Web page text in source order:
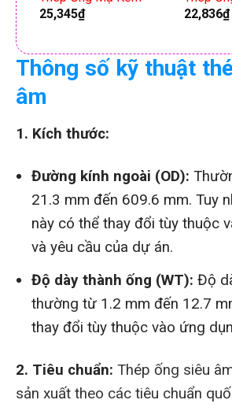
25,345₫
22,836₫
Thông số kỹ thuật
âm
1. Kích thước:
Đường kính ngoài (OD):
21.3 mm đến 609.6 mm. Tuy
này có thể thay đổi tùy thuộc
và yêu cầu của dự án.
Độ dày thành ống (WT): Độ
thường từ 1.2 mm đến 12.7
thay đổi tùy thuộc vào ứng
2. Tiêu chuẩn: Thép ống siêu
sản xuất theo các tiêu chuẩn